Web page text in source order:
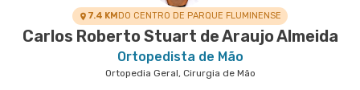
7.4 KMDO CENTRO DE PARQUE FLUMINENSE
Carlos Roberto Stuart de Araujo Almeida
Ortopedista de Mão
Ortopedia Geral, Cirurgia de Mão